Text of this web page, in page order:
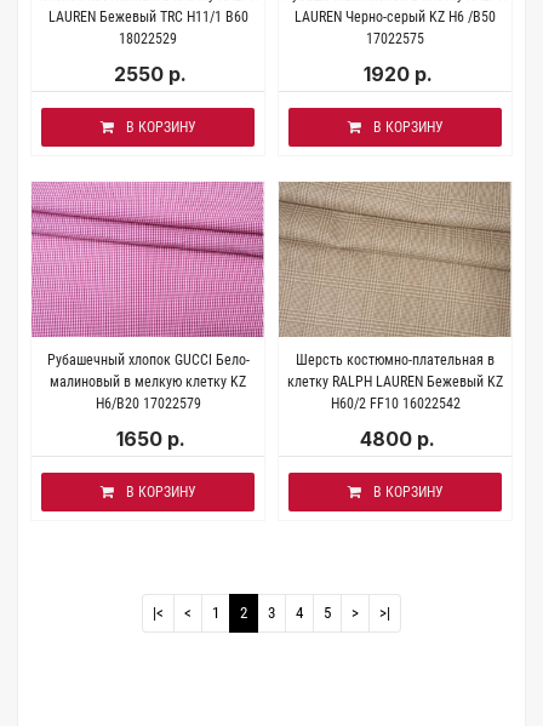
LAUREN Бежевый TRC H11/1 B60
18022529
2550 р.
В КОРЗИНУ
LAUREN Черно-серый KZ H6 /B50
17022575
1920 р.
В КОРЗИНУ
Рубашечный хлопок GUCCI Бело-
малиновый в мелкую клетку KZ
H6/B20 17022579
1650 р.
В КОРЗИНУ
Шерсть костюмно-плательная в
клетку RALPH LAUREN Бежевый KZ
H60/2 FF10 16022542
4800 р.
В КОРЗИНУ
|< < 1 2 3 4 5 > >|